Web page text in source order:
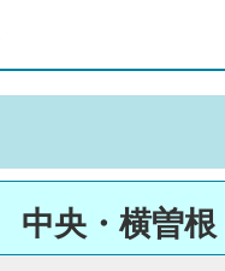
中央・横曽根